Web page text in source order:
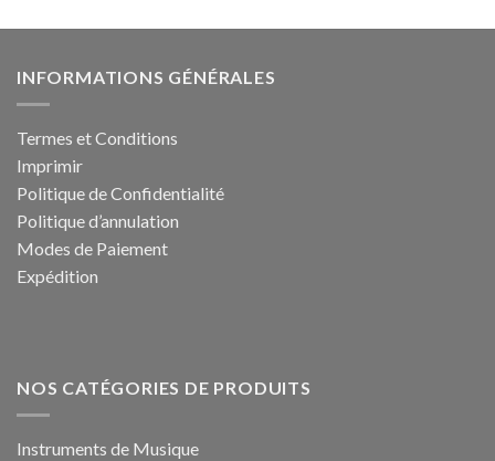
INFORMATIONS GÉNÉRALES
Termes et Conditions
Imprimir
Politique de Confidentialité
Politique d’annulation
Modes de Paiement
Expédition
NOS CATÉGORIES DE PRODUITS
Instruments de Musique